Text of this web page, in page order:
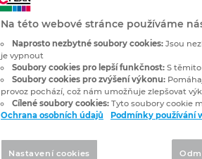
Na této webové stránce používáme
Naprosto nezbytné soubory cookies: Jsou
je vypnout
Soubory cookies pro lepší funkčnost: S
Soubory cookies pro zvýšení výkonu:
provoz pochází, což nám umožňuje zlepšovat
Cílené soubory cookies: Tyto soubory cookie
Ochrana osobních údajů
Podmínky používání
Nastavení cookies